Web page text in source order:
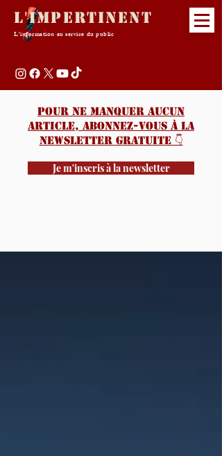
L'Impertinent
L'information au service du public
Pour ne manquer aucun
article, abonnez-vous à la
newsletter gratuite 👇️
Je m'inscris à la newsletter